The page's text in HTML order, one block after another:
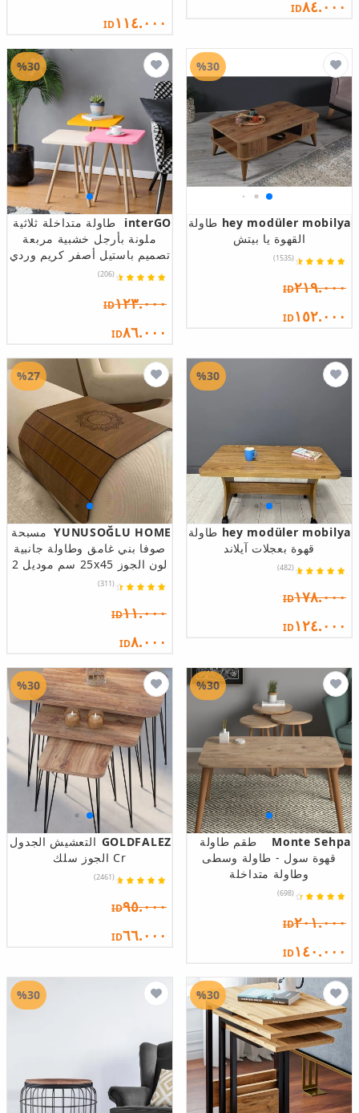
ID٨٤.٠٠٠
ID١١٤.٠٠٠
hey modüler mobilya طاولة
القهوة يا بيتش
(1535)
ID٢١٩.٠٠٠
ID١٥٢.٠٠٠
%30
interGO
طاولة متداخلة ثلاثية
ملونة بأرجل خشبية مربعة
تصميم باستيل أصفر كريم وردي
(206)
ID١٢٣.٠٠٠
ID٨٦.٠٠٠
%30
hey modüler mobilya طاولة
قهوة بعجلات آيلاند
(482)
ID١٧٨.٠٠٠
ID١٢٤.٠٠٠
%30
YUNUSOĞLU HOME مسبحة
صوفا بني غامق وطاولة جانبية
لون الجوز 25x45 سم موديل 2
(311)
ID١١.٠٠٠
ID٨.٠٠٠
%27
Monte Sehpa
طقم طاولة
قهوة سول - طاولة وسطى
وطاولة متداخلة
(698)
ID٢٠١.٠٠٠
ID١٤٠.٠٠٠
%30
GOLDFALEZ التعشيش الجدول
Cr الجوز سلك
(2461)
ID٩٥.٠٠٠
ID٦٦.٠٠٠
%30
%30
%30